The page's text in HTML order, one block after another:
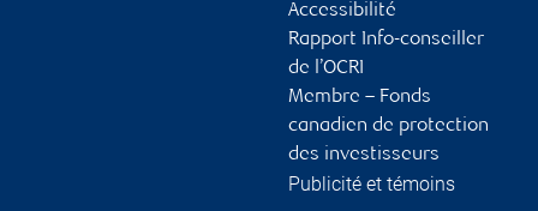
Accessibilité
Rapport Info-conseiller
de l’OCRI
Membre – Fonds
canadien de protection
des investisseurs
Publicité et témoins